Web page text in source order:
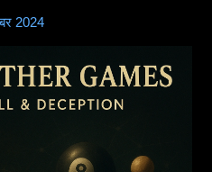
2024